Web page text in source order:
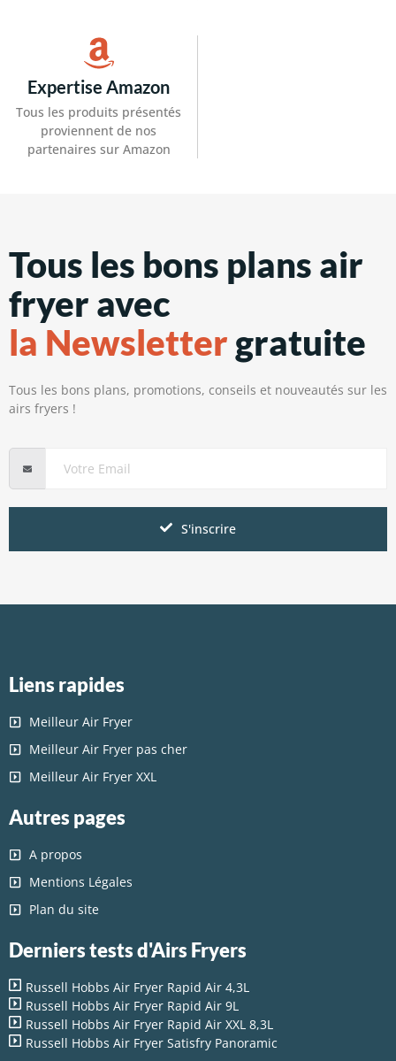
Expertise Amazon
Tous les produits présentés
proviennent de nos
partenaires sur Amazon
Tous les bons plans air
fryer avec
la Newsletter gratuite
Tous les bons plans, promotions, conseils et nouveautés sur les
airs fryers !
S'inscrire
Liens rapides
Meilleur Air Fryer
Meilleur Air Fryer pas cher
Meilleur Air Fryer XXL
Autres pages
A propos
Mentions Légales
Plan du site
Derniers tests d'Airs Fryers
Russell Hobbs Air Fryer Rapid Air 4,3L
Russell Hobbs Air Fryer Rapid Air 9L
Russell Hobbs Air Fryer Rapid Air XXL 8,3L
Russell Hobbs Air Fryer Satisfry Panoramic